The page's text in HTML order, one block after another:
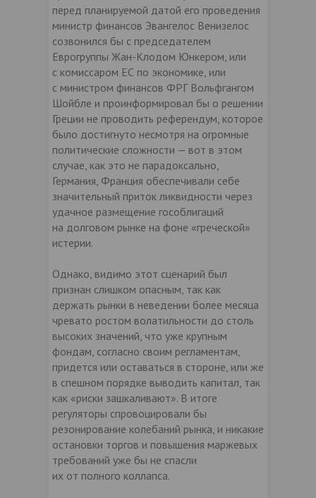
перед планируемой датой его проведения
министр финансов Эвангелос Венизелос
созвонился бы с председателем
Еврогруппы Жан-Клодом Юнкером, или
с комиссаром ЕС по экономике, или
с министром финансов ФРГ Вольфгангом
Шойбле и проинформировал бы о решении
Греции не проводить референдум, которое
было достигнуто несмотря на огромные
политические сложности — вот в этом
случае, как это не парадоксально,
Германия, Франция обеспечивали себе
значительный приток ликвидности через
удачное размещение гособлигаций
на долговом рынке на фоне «греческой»
истерии.
Однако, видимо этот сценарий был
признан слишком опасным, так как
держать рынки в неведении более месяца
чревато ростом волатильности до столь
высоких значений, что уже крупным
фондам, согласно своим регламентам,
придется или оставаться в стороне, или же
в спешном порядке выводить капитал, так
как «риски зашкаливают». В итоге
регуляторы спровоцировали бы
резонирование колебаний рынка, и никакие
остановки торгов и повышения маржевых
требований уже бы не спасли
их от полного коллапса.